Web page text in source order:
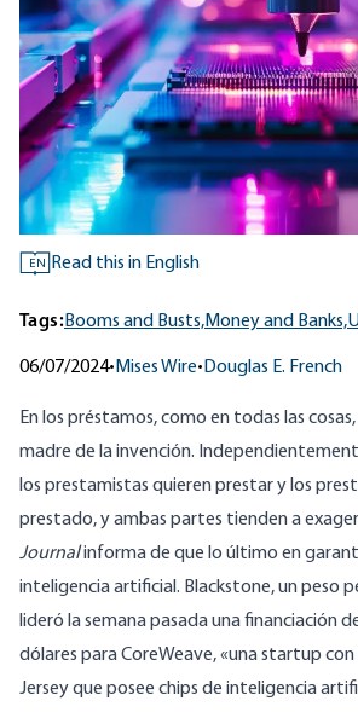
EN Read this in English
Tags:Booms and Busts,Money and Banks,
06/07/2024• Mises Wire• Douglas E. French
En los préstamos, como en todas las
madre de la invención.
los prestamistas quieren prestar y los
prestado, y ambas partes tienden a
Journalinformade que lo último en
inteligencia artificial. Blackstone, un peso
lideró la semana pasada una financiación
dólares para CoreWeave, «una startup con
Jersey que posee chips de inteligencia